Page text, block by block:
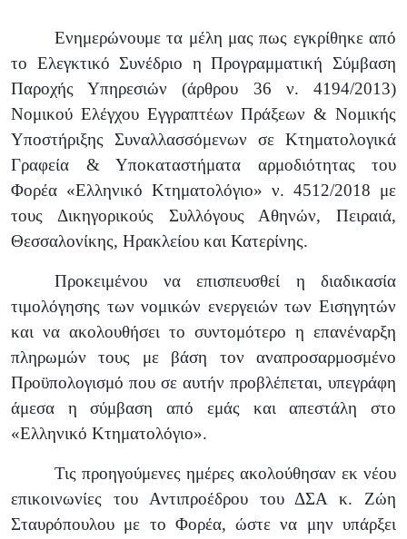
Ενημερώνουμε τα μέλη μας πως εγκρίθηκε από
το Ελεγκτικό Συνέδριο η Προγραμματική Σύμβαση
Παροχής Υπηρεσιών (άρθρου 36 ν. 4194/2013)
Νομικού Ελέγχου Εγγραπτέων Πράξεων & Νομικής
Υποστήριξης Συναλλασσόμενων σε Κτηματολογικά
Γραφεία & Υποκαταστήματα αρμοδιότητας του
Φορέα «Ελληνικό Κτηματολόγιο» ν. 4512/2018 με
τους Δικηγορικούς Συλλόγους Αθηνών, Πειραιά,
Θεσσαλονίκης, Ηρακλείου και Κατερίνης.
Προκειμένου να επισπευσθεί η διαδικασία
τιμολόγησης των νομικών ενεργειών των Εισηγητών
και να ακολουθήσει το συντομότερο η επανέναρξη
πληρωμών τους με βάση τον αναπροσαρμοσμένο
Προϋπολογισμό που σε αυτήν προβλέπεται, υπεγράφη
άμεσα η σύμβαση από εμάς και απεστάλη στο
«Ελληνικό Κτηματολόγιο».
Τις προηγούμενες ημέρες ακολούθησαν εκ νέου
επικοινωνίες του Αντιπροέδρου του ΔΣΑ κ. Ζώη
Σταυρόπουλου με το Φορέα, ώστε να μην υπάρξει